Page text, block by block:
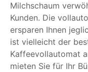
Milchschaum
Kunden. Die
ersparen Ihnen
ist vielleicht der
Kaffeevollautomat
mieten Sie für Ihr